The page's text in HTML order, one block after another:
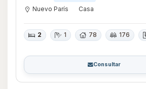
Nuevo París Casa
2 1 78 176
Consultar